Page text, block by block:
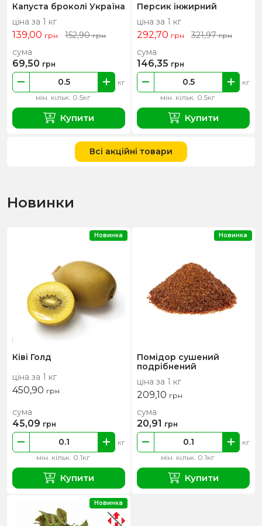
Капуста броколі Україна
ціна за 1 кг
139,00 грн 152,90грн
мін. кільк. 0.5кг
кг
сума
69,50 грн
Купити
Персик інжирний
ціна за 1 кг
292,70 грн 321,97грн
мін. кільк. 0.5кг
кг
сума
146,35 грн
Купити
Всі акційні товари
Новинки
Ківі Голд
ціна за 1 кг
450,90 грн
мін. кільк. 0.1кг
кг
сума
45,09 грн
Купити
Новинка
Помідор сушений
подрібнений
ціна за 1 кг
209,10 грн
мін. кільк. 0.1кг
кг
сума
20,91 грн
Купити
Новинка
Новинка